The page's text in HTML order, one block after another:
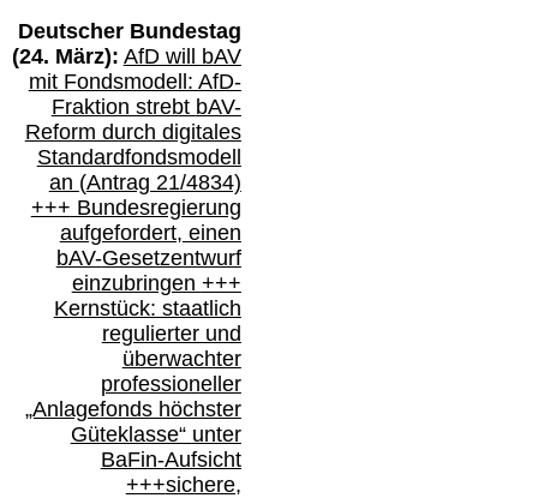
Deutscher Bundestag
(24. März): AfD will bAV
mit Fondsmodell: AfD-
Fraktion strebt bAV-
Reform durch digitales
Standardfondsmodell
an (Antrag 21/4834)
+++ Bundesregierung
aufgefordert, einen
bAV-Gesetzentwurf
einzubringen +++
Kernstück: staatlich
regulierter und
überwachter
professioneller
„Anlagefonds höchster
Güteklasse“ unter
BaFin-Aufsicht
+++sichere,